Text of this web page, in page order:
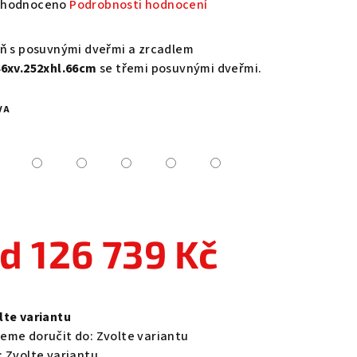
Podrobnosti hodnocení
s posuvnými dveřmi a zrcadlem
se třemi posuvnými dveřmi.
126 739 Kč
variantu
doručit do: Zvolte variantu